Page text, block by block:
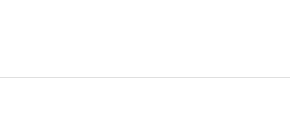
오시 대표단 방문을 계기로 현지 정부 및
수 있답니다. 또한, 불필요한 시행착오는 줄